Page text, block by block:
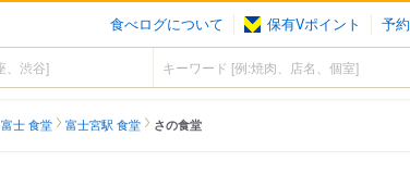
食べログについて 保有Vポイント 予
富士 食堂 富士宮駅 食堂 さの食堂